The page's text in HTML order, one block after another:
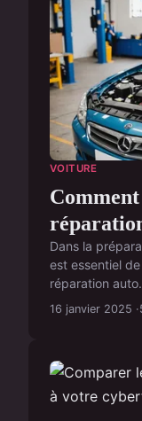
VOITURE
Dans la
est essentiel
réparation
16 janvier 2025